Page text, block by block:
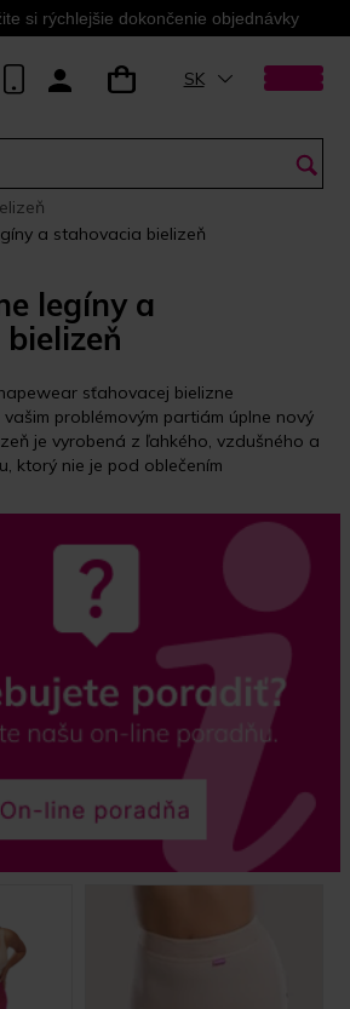
si rýchlejšie dokončenie objednávky
SK
a stahovacia bielizeň
legíny a
sťahovacej bielizne
problémovým partiám úplne nový
je vyrobená z ľahkého, vzdušného a
ktorý nie je pod oblečením